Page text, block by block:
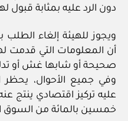
دون الرد عليه بمثابة قبول
ويجوز للهيئة إلغاء الطلب
أن المعلومات التي قدمت
صحيحة أو شابها غش أو
وفي جميع الأحوال، يحظر
خمسين بالمائة من السوق